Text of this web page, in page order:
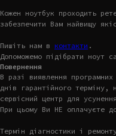
Кожен ноутбук проходить
забезпечити Вам найвищу
Пишіть нам в контакти .
Допоможемо підібрати ноут
Повернення
В разі виявлення
днів гарантійного терміну,
сервісний центр для
При цьому Ви НЕ оплачуєте
Термін діагностики і